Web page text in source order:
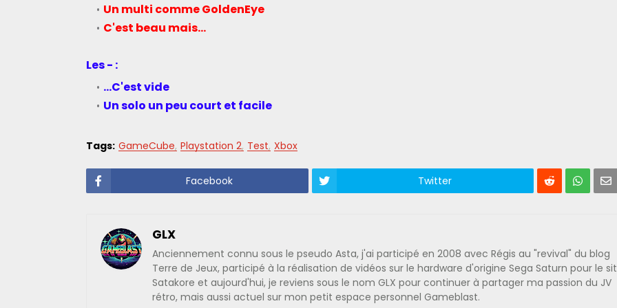
Un multi comme GoldenEye
C'est beau mais...
Les - :
...C'est vide
Un solo un peu court et facile
Tags: GameCube Playstation 2 Test Xbox
Facebook Twitter
GLX
Anciennement connu sous le pseudo Asta, j'ai participé en 2008 avec Régis au "revival" du blog
Terre de Jeux, participé à la réalisation de vidéos sur le hardware d'origine Sega Saturn pour le
Satakore et aujourd'hui, je reviens sous le nom GLX pour continuer à partager ma passion du JV
rétro, mais aussi actuel sur mon petit espace personnel Gameblast.